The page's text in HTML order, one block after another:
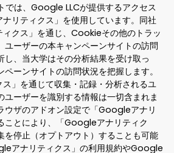
では、Google LLCが提供するアクセス
リティクス」を使用しています。同社
クス」を通じ、Cookieその他のトラッ
ユーザーの本キャンペーンサイトの訪問
し、当大学はその分析結果を受け取っ
ーンサイトの訪問状況を把握します。
」を通じて収集・記録・分析されるユ
ユーザーを識別する情報は一切含まれま
ウザのアドオン設定で「Googleアナリ
ことにより、「Googleアナリティク
を停止（オプトアウト）することも可能
アナリティクス」の利用規約やGoogle